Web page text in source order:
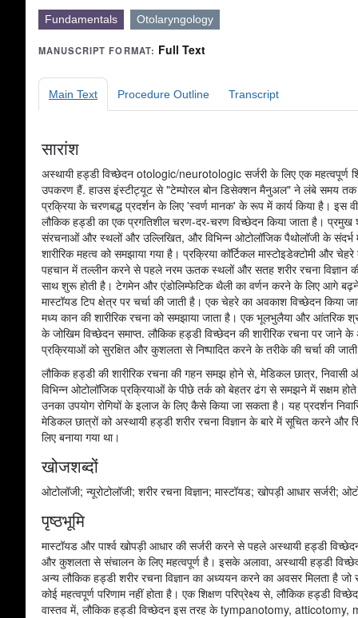
Fundamentals Otolaryngology
MANUSCRIPT FORMAT: Full Text
Main Text Procedure Outline Transcript
सारांश
अस्थायी हड्डी विच्छेदन otologic/neurotologic सर्जरी के लिए एक महत्वपूर्ण
उपकरण हैं. हाउस इंस्टीट्यूट से "टेम्पोरल बोन डिसेक्शन मैनुअल" ने लंबे समय
प्रक्रिया के चरणबद्ध प्रदर्शन के लिए 'स्वर्ण मानक' के रूप में कार्य किया है। इस
लौकिक हड्डी का एक प्रगतिशील चरण-दर-चरण विच्छेदन किया जाता है। प्रमुख
संरचनाओं और स्थलों और उल्लिखित, और विभिन्न ओटोलॉजिक पैथोलॉजी के
शारीरिक महत्व को समझाया गया है। प्रक्रिया कॉर्टिकल मास्टोइडेक्टोमी और चेहरे
पहचान में तल्लीन करने से पहले नरम ऊतक स्थलों और सतह शरीर रचना विज्ञान
साथ शुरू होती है। टेगमेन और एंडोलिम्फेटिक थैली का वर्णन करने के लिए आगे
मास्टॉयड टिप क्षेत्र पर चर्चा की जाती है। एक चेहरे का अवकाश विच्छेदन किया
मध्य कान की शारीरिक रचना को समझाया जाता है। एक भूलभुलैया और आंतरिक
के जोखिम विच्छेदन समाप्त. लौकिक हड्डी विच्छेदन की शारीरिक रचना पर जाने के
प्रक्रियाओं को सुरक्षित और कुशलता से निष्पादित करने के तरीके की चर्चा की
लौकिक हड्डी की शारीरिक रचना की गहन समझ होने से, मेडिकल छात्र, निवासी
विभिन्न ओटोलॉजिक प्रक्रियाओं के पीछे तर्क को बेहतर ढंग से समझने में सक्षम
उनका उपयोग रोगियों के इलाज के लिए कैसे किया जा सकता है। यह प्रदर्शन
मेडिकल छात्रों को अस्थायी हड्डी शरीर रचना विज्ञान के बारे में सूचित करने और
लिए बनाया गया था।
खोजशब्दों
ओटोलॉजी; न्यूरोटोलॉजी; शरीर रचना विज्ञान; मास्टॉयड; खोपड़ी आधार सर्जरी;
पृष्ठभूमि
मास्टॉयड और पार्श्व खोपड़ी आधार की सर्जरी करने से पहले अस्थायी हड्डी
और कुशलता से संचालन के लिए महत्वपूर्ण है। इसके अलावा, अस्थायी हड्डी
अन्य लौकिक हड्डी शरीर रचना विज्ञान का अध्ययन करने का अवसर मिलता है जो
कोई महत्वपूर्ण परिणाम नहीं होता है। एक शिक्षण परिप्रेक्ष्य से, लौकिक हड्डी
वास्तव में, लौकिक हड्डी विच्छेदन इस तरह के tympanotomy,